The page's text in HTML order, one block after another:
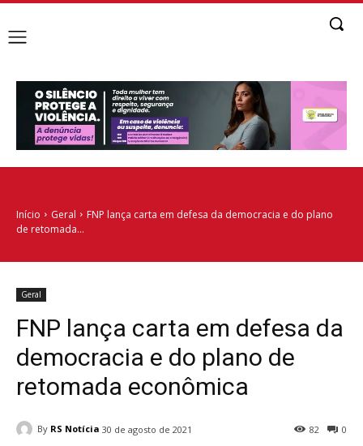
Início Geral
FNP lança carta em defesa da democracia e do plano
de retomada...
Geral
FNP lança carta em defesa da
democracia e do plano de
retomada econômica
By RS Notícia 30 de agosto de 2021 0
82